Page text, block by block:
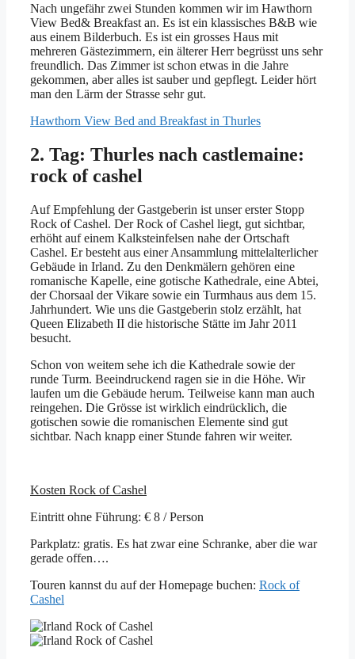
Nach ungefähr zwei Stunden kommen wir im Hawthorn
View Bed& Breakfast an. Es ist ein klassisches B&B wie
aus einem Bilderbuch. Es ist ein grosses Haus mit
mehreren Gästezimmern, ein älterer Herr begrüsst uns sehr
freundlich. Das Zimmer ist schon etwas in die Jahre
gekommen, aber alles ist sauber und gepflegt. Leider hört
man den Lärm der Strasse sehr gut.
Hawthorn View Bed and Breakfast in Thurles
2. Tag: Thurles nach castlemaine:
rock of cashel
Auf Empfehlung der Gastgeberin ist unser erster Stopp
Rock of Cashel. Der Rock of Cashel liegt, gut sichtbar,
erhöht auf einem Kalksteinfelsen nahe der Ortschaft
Cashel. Er besteht aus einer Ansammlung mittelalterlicher
Gebäude in Irland. Zu den Denkmälern gehören eine
romanische Kapelle, eine gotische Kathedrale, eine Abtei,
der Chorsaal der Vikare sowie ein Turmhaus aus dem 15.
Jahrhundert. Wie uns die Gastgeberin stolz erzählt, hat
Queen Elizabeth II die historische Stätte im Jahr 2011
besucht.
Schon von weitem sehe ich die Kathedrale sowie der
runde Turm. Beeindruckend ragen sie in die Höhe. Wir
laufen um die Gebäude herum. Teilweise kann man auch
reingehen. Die Grösse ist wirklich eindrücklich, die
gotischen sowie die romanischen Elemente sind gut
sichtbar. Nach knapp einer Stunde fahren wir weiter.
Kosten Rock of Cashel
Eintritt ohne Führung: € 8 / Person
Parkplatz: gratis. Es hat zwar eine Schranke, aber die war
gerade offen….
Touren kannst du auf der Homepage buchen: Rock of
Cashel